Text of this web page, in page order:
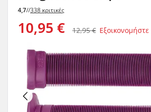
4,7//338 κριτικές
10,95 € 12,95 € Εξοικονομήστε